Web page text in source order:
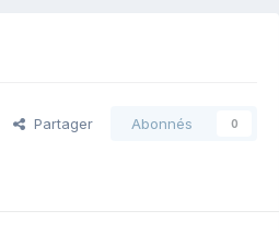
Partager Abonnés 0